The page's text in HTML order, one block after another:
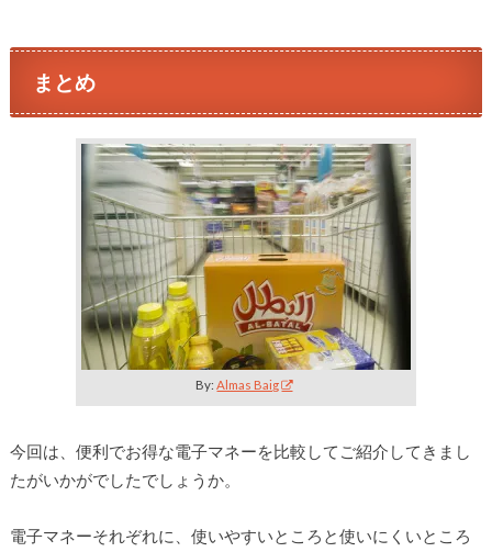
まとめ
By:Almas Baig
今回は、便利でお得な電子マネーを比較してご紹介してきまし
たがいかがでしたでしょうか。
電子マネーそれぞれに、使いやすいところと使いにくいところ